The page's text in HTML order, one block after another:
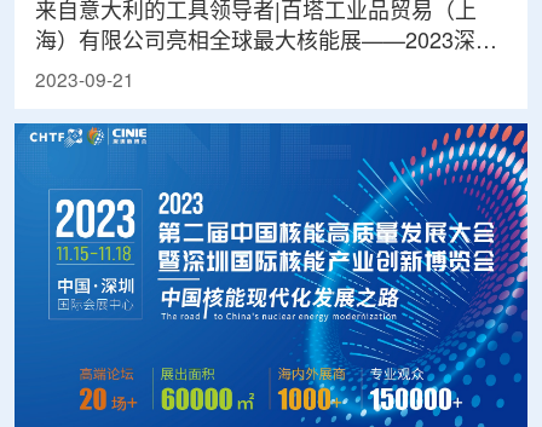
来自意大利的工具领导者|百塔工业品贸易（上
海）有限公司亮相全球最大核能展——2023深圳
核博会
2023-09-21